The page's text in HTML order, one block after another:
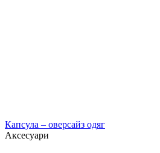
Капсула – оверсайз одяг
Аксесуари